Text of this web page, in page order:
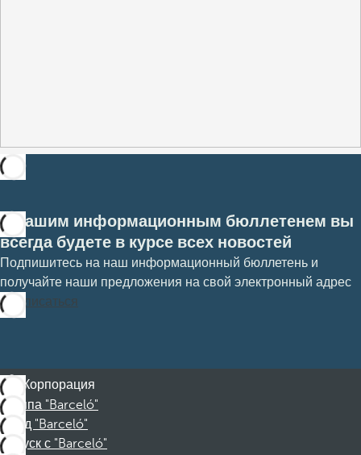
С нашим информационным бюллетенем вы
всегда будете в курсе всех новостей
Подпишитесь на наш информационный бюллетень и
получайте наши предложения на свой электронный адрес
Подписаться
Корпорация
Группа "Barceló"
Фонд "Barceló"
Отпуск с "Barceló"